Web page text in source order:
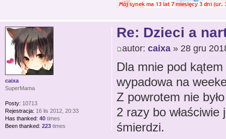
Re: Dzieci a
autor: caixa» 28 gru
Dla mnie pod
wypadowa na
Z powrotem nie
2 razy bo
śmierdzi.
caixa
SuperMama
Posty: 10713
Rejestracja: 16 lis 2012, 20:33
Has thanked: 40 times
Been thanked: 223 times